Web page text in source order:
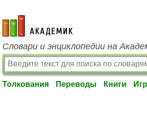
academic.ru
Словари и энциклопедии на
Толкования Переводы Книги